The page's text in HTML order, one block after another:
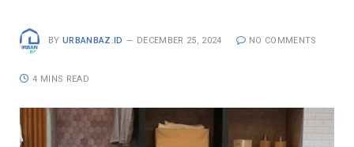
BY URBANBAZ.ID DECEMBER 25, 2024 NO COMMENTS
4 MINS READ